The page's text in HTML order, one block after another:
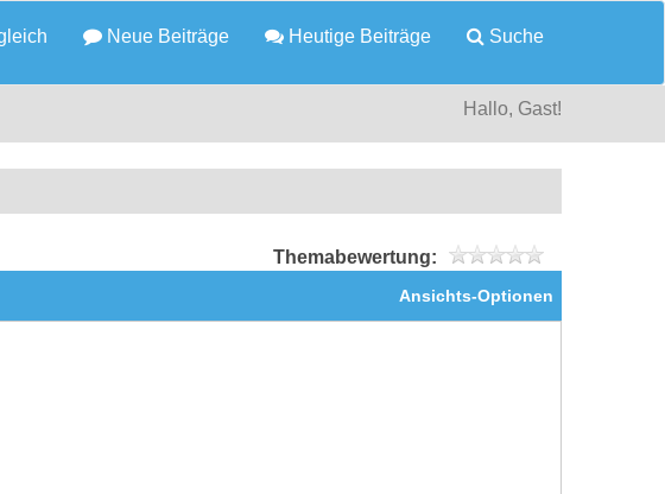
Neue Beiträge Heutige Beiträge Suche
Hallo, Gast!
Themabewertung:
Ansichts-Optionen